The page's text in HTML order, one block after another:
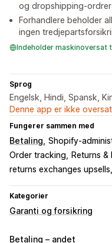
og dropshipping-ordrer
Forhandlere beholder
ingen
Indeholder maskinoversat
Sprog
Engelsk, Hindi, Spansk,
Denne app er ikke
Fungerer sammen med
Betaling Shopify-
Order tracking
Returns &
returns exchanges upsells
Kategorier
Garanti og forsikring
Dækningstype
Betaling – andet